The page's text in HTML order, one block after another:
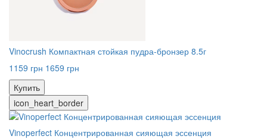
Vinocrush Компактная стойкая пудра-бронзер 8.5г
1159 грн 1659 грн
Купить
icon_heart_border
Vinoperfect Концентрированная сияющая эссенция